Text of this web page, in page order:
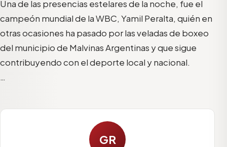
Una de las presencias estelares de la noche, fue el
campeón mundial de la WBC, Yamil Peralta, quién en
otras ocasiones ha pasado por las veladas de boxeo
del municipio de Malvinas Argentinas y que sigue
contribuyendo con el deporte local y nacional.
…
GR